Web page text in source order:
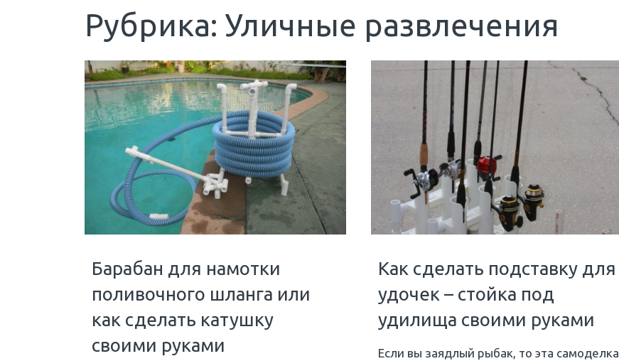
Рубрика: Уличные развлечения
Барабан для намотки
поливочного шланга или
как сделать катушку
своими руками
Как сделать подставку для
удочек – стойка под
удилища своими руками
Если вы заядлый рыбак, то эта самоделка